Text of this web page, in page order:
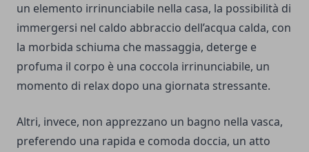
un elemento irrinunciabile nella casa, la possibilità di
immergersi nel caldo abbraccio dell’acqua calda, con
la morbida schiuma che massaggia, deterge e
profuma il corpo è una coccola irrinunciabile, un
momento di relax dopo una giornata stressante.
Altri, invece, non apprezzano un bagno nella vasca,
preferendo una rapida e comoda doccia, un atto